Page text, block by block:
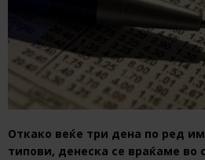
Откако веќе три дена по ред
типови, денеска се враќаме во